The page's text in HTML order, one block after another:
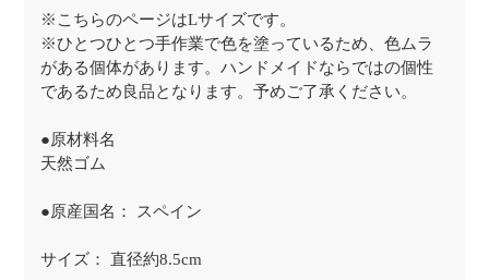
※こちらのページはLサイズです。
※ひとつひとつ手作業で色を塗っているため、色ムラ
がある個体があります。ハンドメイドならではの個性
であるため良品となります。予めご了承ください。
●原材料名
天然ゴム
●原産国名： スペイン
サイズ： 直径約8.5cm